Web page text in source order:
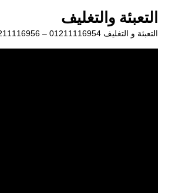
المحتوى
التعبئة والتغليف
التعبئة و التغليف 01211116954 – 01211116956 – 01211116958